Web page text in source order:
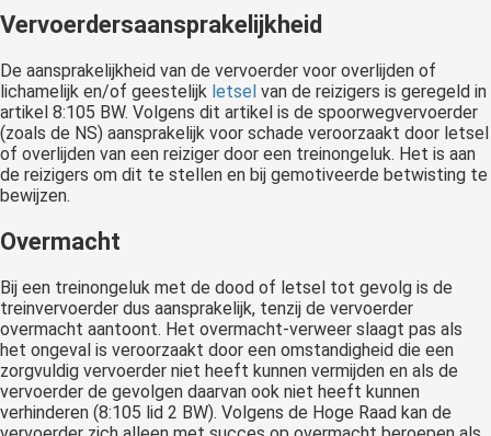
Vervoerdersaansprakelijkheid
De aansprakelijkheid van de vervoerder voor overlijden of
lichamelijk en/of geestelijk letsel van de reizigers is geregeld in
artikel 8:105 BW. Volgens dit artikel is de spoorwegvervoerder
(zoals de NS) aansprakelijk voor schade veroorzaakt door letsel
of overlijden van een reiziger door een treinongeluk. Het is aan
de reizigers om dit te stellen en bij gemotiveerde betwisting te
bewijzen.
Overmacht
Bij een treinongeluk met de dood of letsel tot gevolg is de
treinvervoerder dus aansprakelijk, tenzij de vervoerder
overmacht aantoont. Het overmacht-verweer slaagt pas als
het ongeval is veroorzaakt door een omstandigheid die een
zorgvuldig vervoerder niet heeft kunnen vermijden en als de
vervoerder de gevolgen daarvan ook niet heeft kunnen
verhinderen (8:105 lid 2 BW). Volgens de Hoge Raad kan de